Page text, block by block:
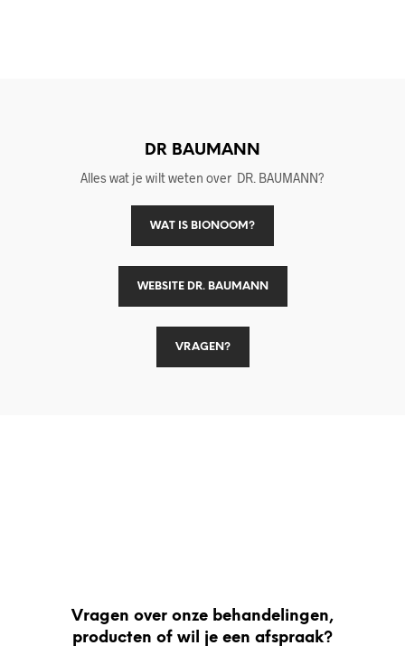
DR BAUMANN
Alles wat je wilt weten over DR. BAUMANN?
WAT IS BIONOOM?
WEBSITE DR. BAUMANN
VRAGEN?
Vragen over onze behandelingen,
producten of wil je een afspraak?